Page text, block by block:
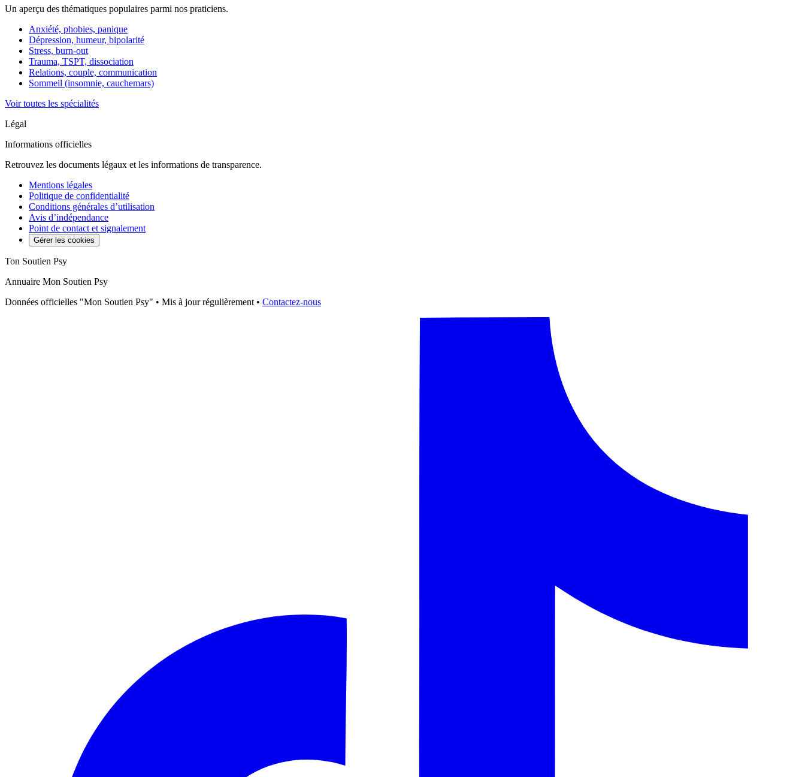
Un aperçu des thématiques populaires parmi nos praticiens.
Anxiété, phobies, panique
Dépression, humeur, bipolarité
Stress, burn-out
Trauma, TSPT, dissociation
Relations, couple, communication
Sommeil (insomnie, cauchemars)
Voir toutes les spécialités
Légal
Informations officielles
Retrouvez les documents légaux et les informations de transparence.
Mentions légales
Politique de confidentialité
Conditions générales d’utilisation
Avis d’indépendance
Point de contact et signalement
Gérer les cookies
Ton Soutien Psy
Annuaire Mon Soutien Psy
Données officielles "Mon Soutien Psy" • Mis à jour régulièrement • Contactez-nous